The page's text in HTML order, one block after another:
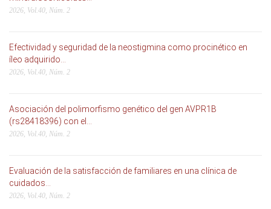
2026, Vol.40, Núm. 2
Efectividad y seguridad de la neostigmina como procinético en
íleo adquirido...
2026, Vol.40, Núm. 2
Asociación del polimorfismo genético del gen AVPR1B
(rs28418396) con el...
2026, Vol.40, Núm. 2
Evaluación de la satisfacción de familiares en una clínica de
cuidados...
2026, Vol.40, Núm. 2